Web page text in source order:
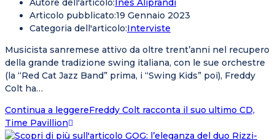
Articolo pubblicato:19 Gennaio 2023
Categoria dell'articolo:Interviste
Musicista sanremese attivo da oltre trent’anni nel recupero
della grande tradizione swing italiana, con le sue orchestre
(la “Red Cat Jazz Band” prima, i “Swing Kids” poi), Freddy
Colt ha…
Continua a leggereFreddy Colt racconta il suo ultimo CD,
Time Pavillion